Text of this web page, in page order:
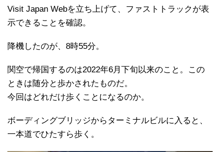
Visit Japan Webを立ち上げて、ファストトラックが表
示できることを確認。
降機したのが、8時55分。
関空で帰国するのは2022年6月下旬以来のこと。この
ときは随分と歩かされたものだ。
今回はどれだけ歩くことになるのか。
ボーディングブリッジからターミナルビルに入ると、
一本道でひたすら歩く。